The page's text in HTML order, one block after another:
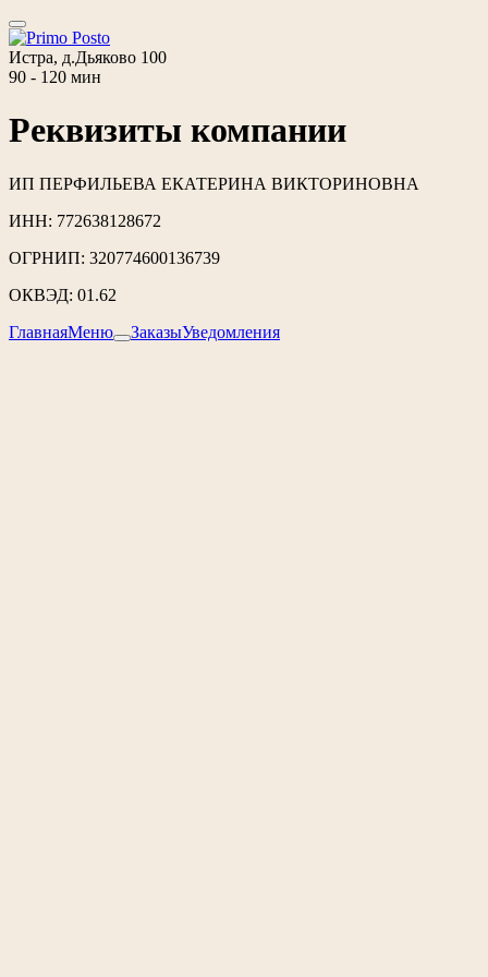
Истра, д.Дьяково 100
90 - 120 мин
Реквизиты компании
ИП ПЕРФИЛЬЕВА ЕКАТЕРИНА ВИКТОРИНОВНА
ИНН: 772638128672
ОГРНИП: 320774600136739
ОКВЭД: 01.62
ГлавнаяМеню ЗаказыУведомления